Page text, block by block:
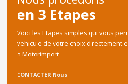
en 3 Etapes
Voici les Etapes simples qui vous
vehicule de votre choix directement
a Motorimport
CONTACTER Nous